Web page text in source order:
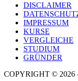
DISCLAIMER
IMPRESSUM
KURSE
VERGLEICHE
STUDIUM
GRÜNDER
COPYRIGHT ©